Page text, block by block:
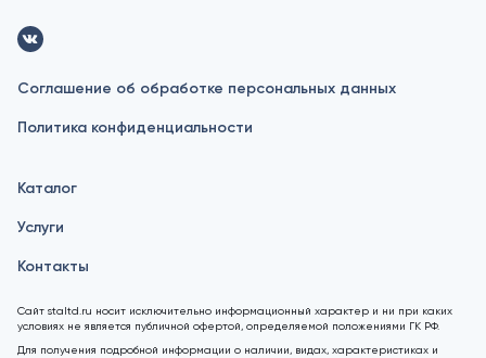
Соглашение об обработке персональных данных
Политика конфиденциальности
Каталог
Услуги
Контакты
Сайт staltd.ru носит исключительно информационный характер и ни при каких
условиях не является публичной офертой, определяемой положениями ГК РФ.
Для получения подробной информации о наличии, видах, характеристиках и